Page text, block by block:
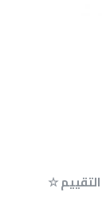
التقييم ☆